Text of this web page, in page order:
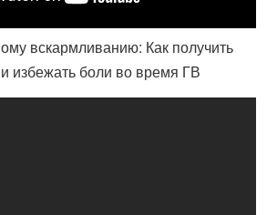
вскармливанию: Как получить
и избежать боли во время ГВ